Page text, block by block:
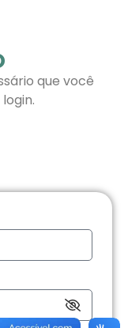
que você